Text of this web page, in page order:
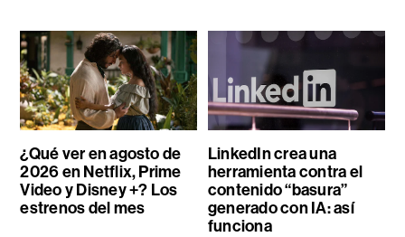
¿Qué ver en agosto de
2026 en Netflix, Prime
Video y Disney +? Los
estrenos del mes
LinkedIn crea una
herramienta contra el
contenido “basura”
generado con IA: así
funciona